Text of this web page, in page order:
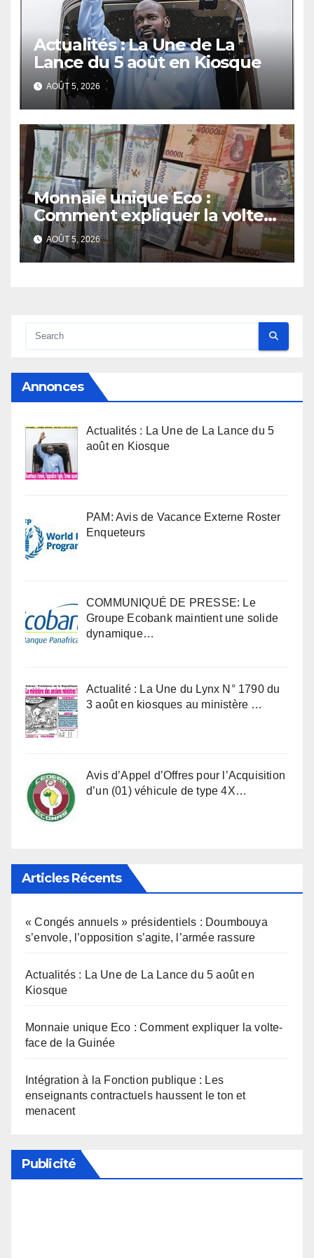
Actualités : La Une de La
Lance du 5 août en Kiosque
AOÛT 5, 2026
Monnaie unique Eco :
Comment expliquer la volte-
face de la Guinée
AOÛT 5, 2026
Annonces
Actualités : La Une de La Lance du 5
août en Kiosque
PAM: Avis de Vacance Externe Roster
Enqueteurs
COMMUNIQUÉ DE PRESSE: Le
Groupe Ecobank maintient une solide
dynamique…
Actualité : La Une du Lynx N° 1790 du
3 août en kiosques au ministère …
Avis d’Appel d’Offres pour l’Acquisition
d’un (01) véhicule de type 4X…
Articles Récents
« Congés annuels » présidentiels : Doumbouya
s’envole, l’opposition s’agite, l’armée rassure
Actualités : La Une de La Lance du 5 août en
Kiosque
Monnaie unique Eco : Comment expliquer la volte-
face de la Guinée
Intégration à la Fonction publique : Les
enseignants contractuels haussent le ton et
menacent
Publicité